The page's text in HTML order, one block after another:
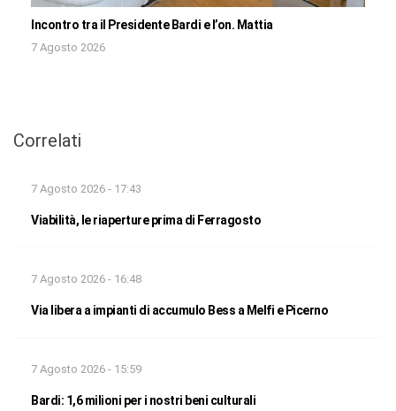
Incontro tra il Presidente Bardi e l’on. Mattia
7 Agosto 2026
Correlati
7 Agosto 2026 - 17:43
Viabilità, le riaperture prima di Ferragosto
7 Agosto 2026 - 16:48
Via libera a impianti di accumulo Bess a Melfi e Picerno
7 Agosto 2026 - 15:59
Bardi: 1,6 milioni per i nostri beni culturali